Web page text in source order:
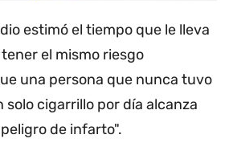
estimó el tiempo que le lleva
el mismo riesgo
una persona que nunca tuvo
solo cigarrillo por día alcanza
de infarto".